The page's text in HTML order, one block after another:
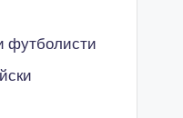
футболисти